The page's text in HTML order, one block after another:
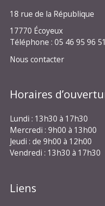
18 rue de la République
17770 Écoyeux
Téléphone : 05 46 95 96 51
Nous contacter
Horaires
Lundi : 13h30 à 17h30
Mercredi : 9h00 à 13h00
Jeudi : de 9h00 à 12h00
Vendredi : 13h30 à 17h30
Liens